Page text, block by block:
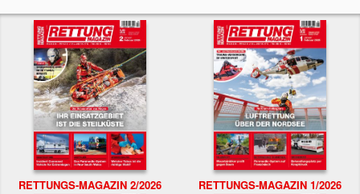
RETTUNGS-MAGAZIN 2/2026 RETTUNGS-MAGAZIN 1/2026